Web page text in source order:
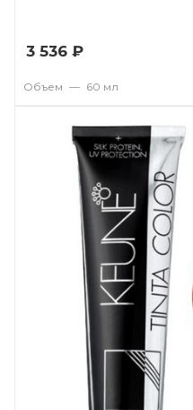
3 536 ₽
Объем — 60 мл